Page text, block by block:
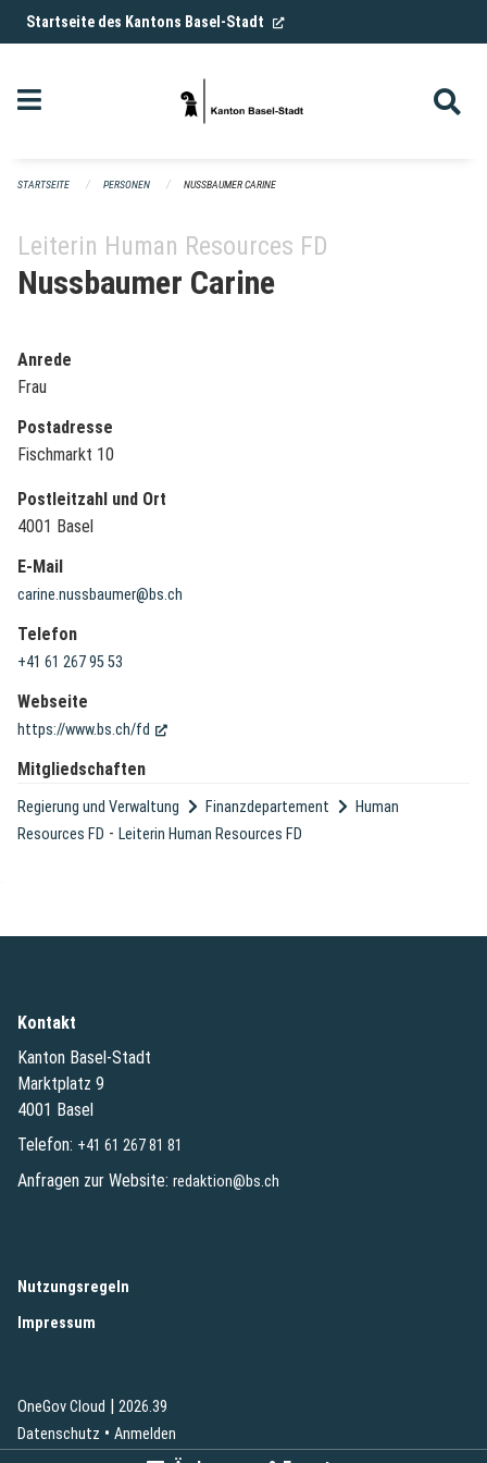
Navigation überspringen
Startseite des Kantons Basel-Stadt (External Link)
STARTSEITE PERSONEN NUSSBAUMER CARINE
Leiterin Human Resources FD
Nussbaumer Carine
Anrede
Frau
Postadresse
Fischmarkt 10
Postleitzahl und Ort
4001 Basel
E-Mail
carine.nussbaumer@bs.ch
Telefon
+41 61 267 95 53
Webseite
https://www.bs.ch/fd (External Link)
Mitgliedschaften
Regierung und Verwaltung Finanzdepartement
Human
Resources FD - Leiterin Human Resources FD
Kontakt
Kanton Basel-Stadt
Marktplatz 9
4001 Basel
Telefon: +41 61 267 81 81
Anfragen zur Website: redaktion@bs.ch
Nutzungsregeln
Impressum
OneGov Cloud (External Link)
| 2026.39
Datenschutz (External Link)
Anmelden